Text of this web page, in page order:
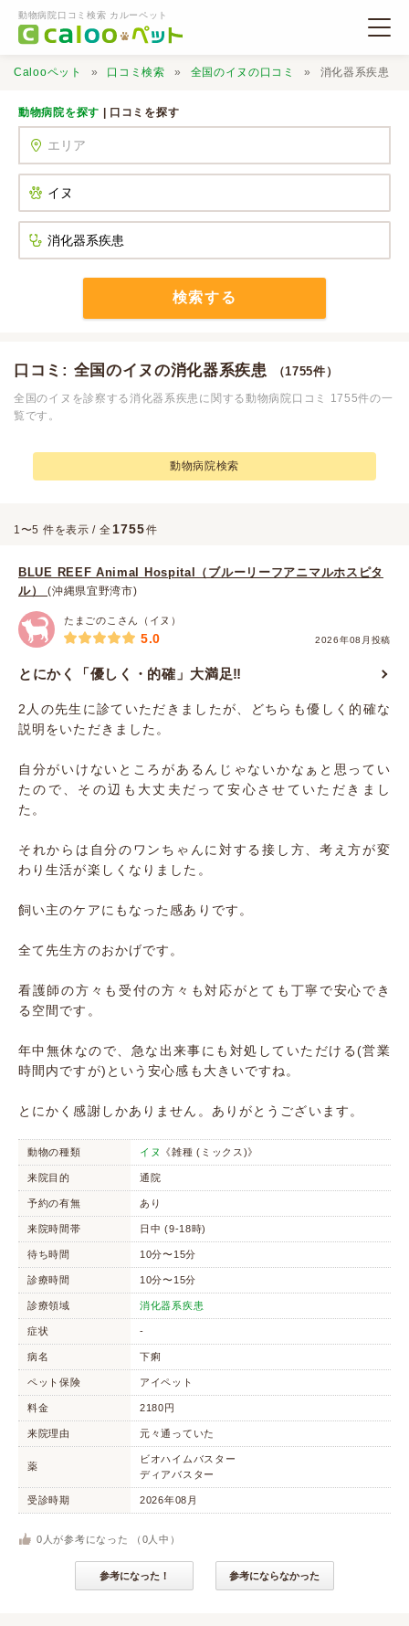
動物病院口コミ検索 カルーペット
口コミ検索
Calooペット 口コミ検索 全国のイヌの口コミ 消化器系疾患
動物病院を探す | 口コミを探す
検索する
口コミ: 全国のイヌの消化器系疾患 （1755件）
全国のイヌを診察する消化器系疾患に関する動物病院口コミ 1755件の一
覧です。
動物病院検索
1〜5 件を表示 / 全 1755件
BLUE REEF Animal Hospital（ブルーリーフアニマルホスピタ
ル）(沖縄県宜野湾市)
たまごのこさん（イヌ）
2026年08月投稿
5.0
とにかく「優しく・的確」大満足‼️
2人の先生に診ていただきましたが、どちらも優しく的確な
説明をいただきました。
自分がいけないところがあるんじゃないかなぁと思ってい
たので、その辺も大丈夫だって安心させていただきまし
た。
それからは自分のワンちゃんに対する接し方、考え方が変
わり生活が楽しくなりました。
飼い主のケアにもなった感ありです。
全て先生方のおかげです。
看護師の方々も受付の方々も対応がとても丁寧で安心でき
る空間です。
年中無休なので、急な出来事にも対処していただける(営業
時間内ですが)という安心感も大きいですね。
とにかく感謝しかありません。ありがとうございます。
動物の種類 イヌ 《雑種 (ミックス)》
来院目的 通院
予約の有無 あり
来院時間帯 日中 (9-18時)
待ち時間 10分〜15分
診療時間 10分〜15分
診療領域 消化器系疾患
症状 -
病名 下痢
ペット保険 アイペット
料金 2180円
来院理由 元々通っていた
薬
ビオハイムバスター
ディアバスター
受診時期 2026年08月
0 人が参考になった （ 0 人中）
参考になった！ 参考にならなかった